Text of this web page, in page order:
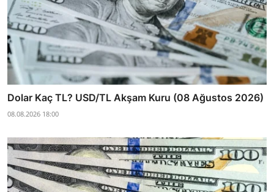
Dolar Kaç TL? USD/TL Akşam Kuru (08 Ağustos 2026)
08.08.2026 18:00